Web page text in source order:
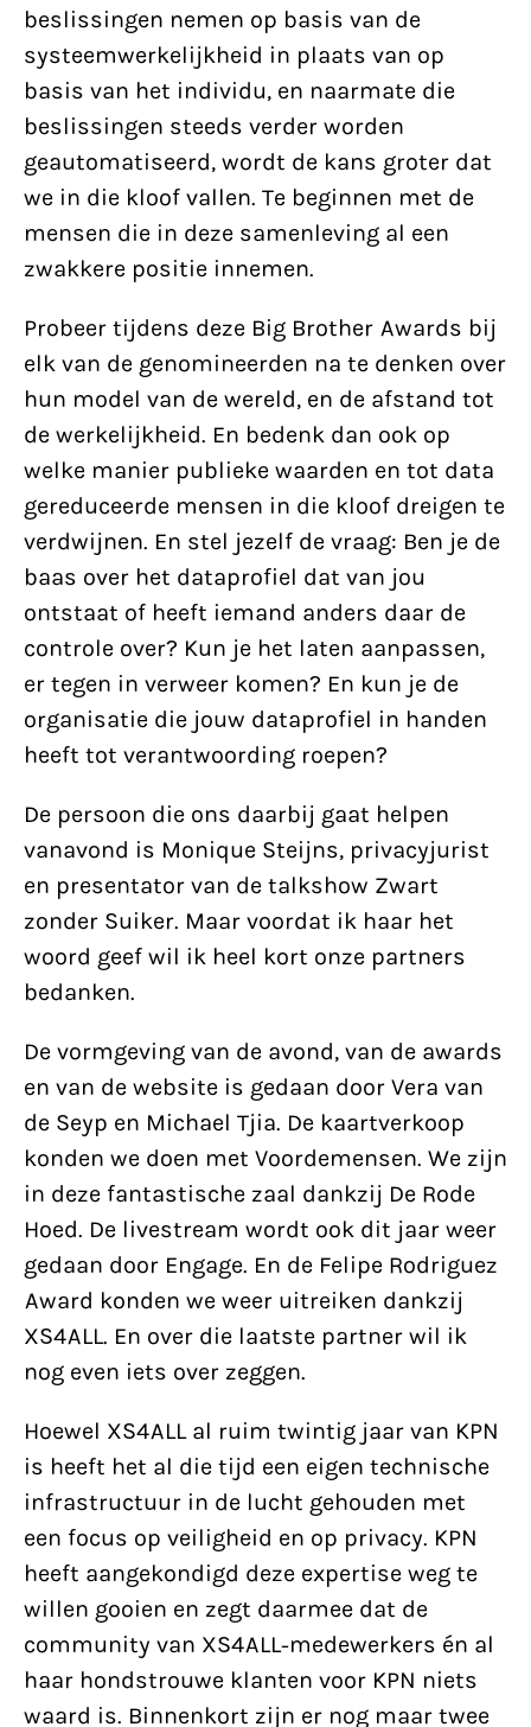
beslissingen nemen op basis van de
systeemwerkelijkheid in plaats van op
basis van het individu, en naarmate die
beslissingen steeds verder worden
geautomatiseerd, wordt de kans groter dat
we in die kloof vallen. Te beginnen met de
mensen die in deze samenleving al een
zwakkere positie innemen.
Probeer tijdens deze Big Brother Awards bij
elk van de genomineerden na te denken over
hun model van de wereld, en de afstand tot
de werkelijkheid. En bedenk dan ook op
welke manier publieke waarden en tot data
gereduceerde mensen in die kloof dreigen te
verdwijnen. En stel jezelf de vraag: Ben je de
baas over het dataprofiel dat van jou
ontstaat of heeft iemand anders daar de
controle over? Kun je het laten aanpassen,
er tegen in verweer komen? En kun je de
organisatie die jouw dataprofiel in handen
heeft tot verantwoording roepen?
De persoon die ons daarbij gaat helpen
vanavond is Monique Steijns, privacyjurist
en presentator van de talkshow Zwart
zonder Suiker. Maar voordat ik haar het
woord geef wil ik heel kort onze partners
bedanken.
De vormgeving van de avond, van de awards
en van de website is gedaan door Vera van
de Seyp en Michael Tjia. De kaartverkoop
konden we doen met Voordemensen. We zijn
in deze fantastische zaal dankzij De Rode
Hoed. De livestream wordt ook dit jaar weer
gedaan door Engage. En de Felipe Rodriguez
Award konden we weer uitreiken dankzij
XS4ALL. En over die laatste partner wil ik
nog even iets over zeggen.
Hoewel XS4ALL al ruim twintig jaar van KPN
is heeft het al die tijd een eigen technische
infrastructuur in de lucht gehouden met
een focus op veiligheid en op privacy. KPN
heeft aangekondigd deze expertise weg te
willen gooien en zegt daarmee dat de
community van XS4ALL-medewerkers én al
haar hondstrouwe klanten voor KPN niets
waard is. Binnenkort zijn er nog maar twee